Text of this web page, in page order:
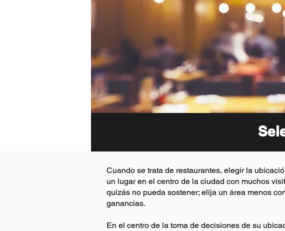
Cuando se trata de restaurantes, elegir la
un lugar en el centro de la ciudad con muchos
quizás no pueda sostener; elija un área menos
ganancias.
En el centro de la toma de decisiones de su